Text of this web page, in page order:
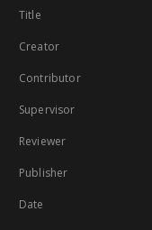
Title
Creator
Contributor
Supervisor
Reviewer
Publisher
Date